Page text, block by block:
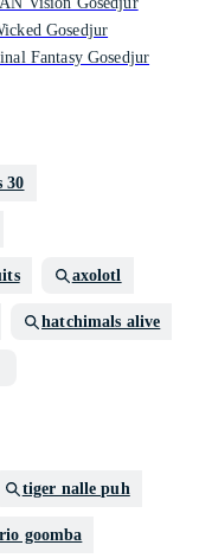
Gosedjur
Fantasy Gosedjur
30
axolotl
hatchimals alive
tiger nalle puh
goomba